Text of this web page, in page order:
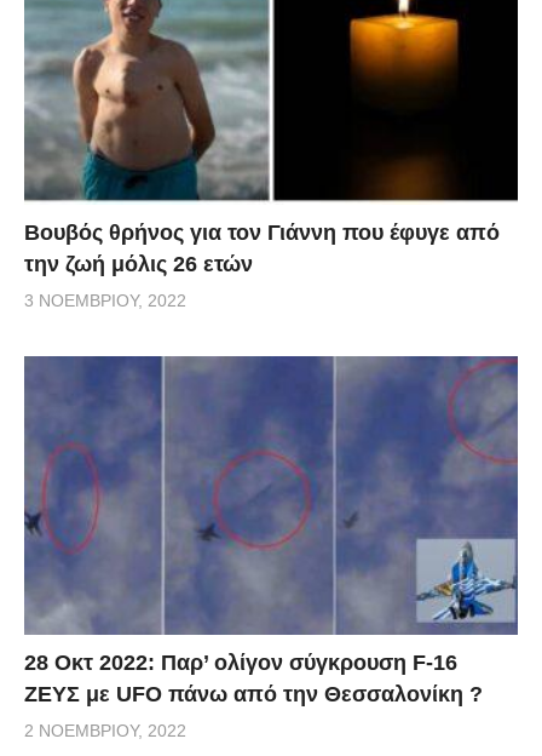
Βουβός θρήνος για τον Γιάννη που έφυγε από
την ζωή μόλις 26 ετών
3 ΝΟΕΜΒΡΊΟΥ, 2022
28 Οκτ 2022: Παρ’ ολίγον σύγκρουση F-16
ΖΕΥΣ με UFO πάνω από την Θεσσαλονίκη ?
2 ΝΟΕΜΒΡΊΟΥ, 2022